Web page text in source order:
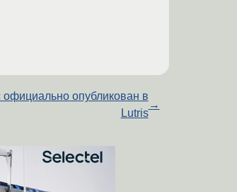
опубликован в
Lutris
→